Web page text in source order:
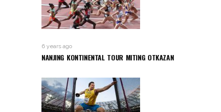
6 years ago
NANJING KONTINENTAL TOUR MITING OTKAZAN